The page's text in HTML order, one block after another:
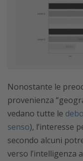
Nonostante le
provenienza
vedano tutte le
senso), l’interesse
secondo alcuni
verso l’intelligenza